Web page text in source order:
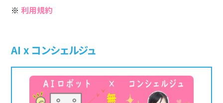
※利用規約
AI x コンシェルジュ